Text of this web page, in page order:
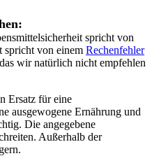
spricht von
spricht von einem Rechenfehler
wir natürlich nicht empfehlen
Ersatz für eine
ausgewogene Ernährung und
Die angegebene
Außerhalb der